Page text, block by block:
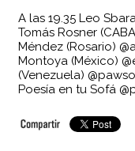
A las 19.35 Leo
Tomás Rosner
Méndez (Rosario)
Montoya (México)
(Venezuela)
Poesía en tu Sofá